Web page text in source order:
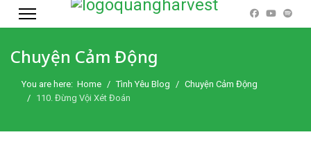
Chuyện Cảm Động
You are here: Home Tình Yêu Blog
Chuyện Cảm Động
110. Đừng Vội Xét Đoán